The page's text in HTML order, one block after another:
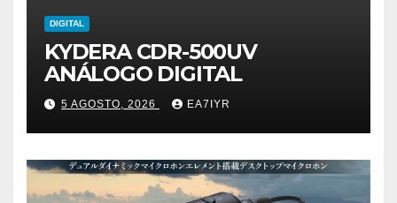
DIGITAL
KYDERA CDR-500UV
ANÁLOGO DIGITAL
5 AGOSTO, 2026 EA7IYR